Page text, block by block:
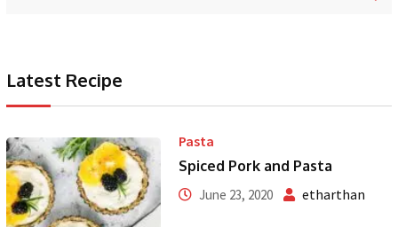
Latest Recipe
Pasta
Spiced Pork and Pasta
June 23, 2020 etharthan